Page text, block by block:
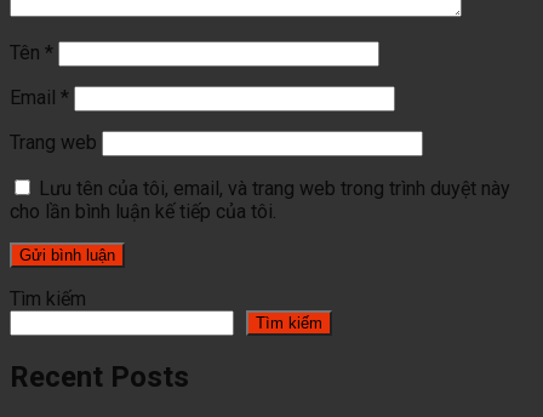
Tên *
Email *
Trang web
Lưu tên của tôi, email, và trang web trong trình duyệt này
cho lần bình luận kế tiếp của tôi.
Tìm kiếm
Tìm kiếm
Recent Posts